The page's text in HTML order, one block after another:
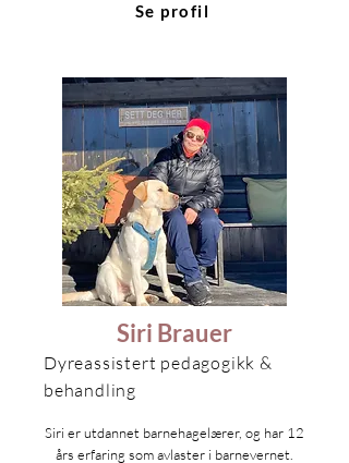
Se profil
Siri Brauer
Dyreassistert pedagogikk &
behandling
Siri er utdannet barnehagelærer, og har 12
års erfaring som avlaster i barnevernet.